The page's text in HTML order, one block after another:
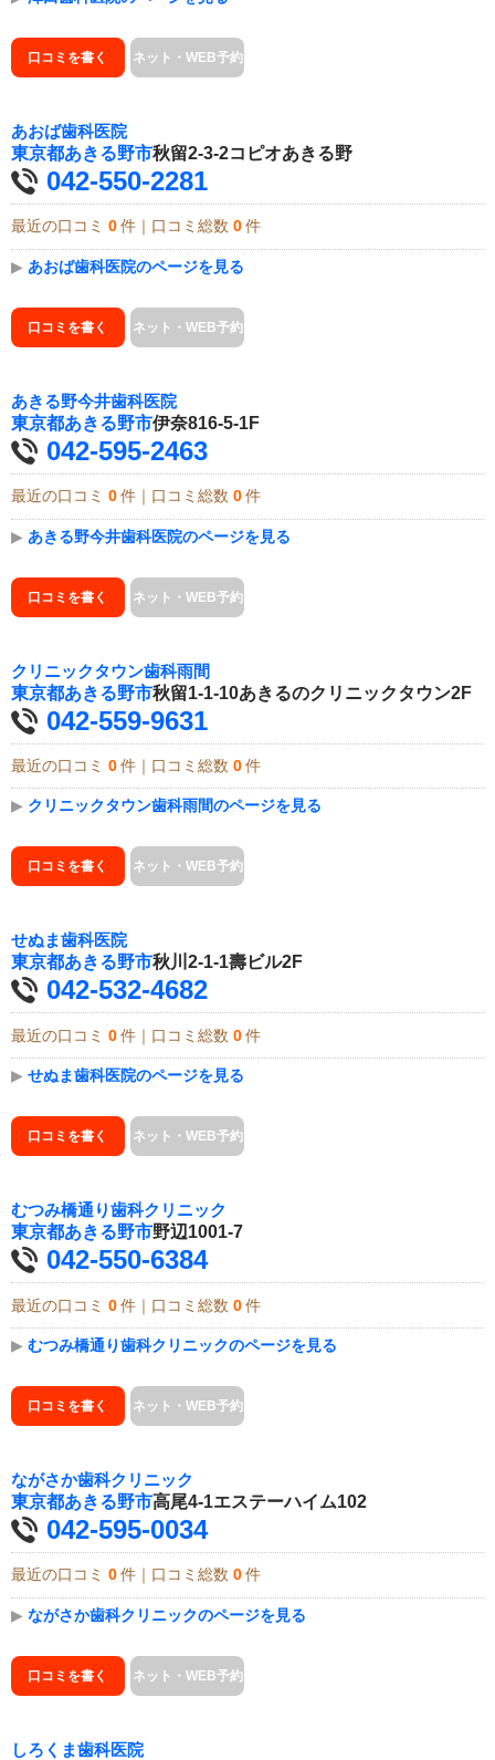
口コミを書く ネット・WEB予約
あおば歯科医院
東京都あきる野市秋留2-3-2コピオあきる野
042-550-2281
最近の口コミ 0 件｜口コミ総数 0 件
▶ あおば歯科医院のページを見る
口コミを書く ネット・WEB予約
あきる野今井歯科医院
東京都あきる野市伊奈816-5-1F
042-595-2463
最近の口コミ 0 件｜口コミ総数 0 件
▶ あきる野今井歯科医院のページを見る
口コミを書く ネット・WEB予約
クリニックタウン歯科雨間
東京都あきる野市秋留1-1-10あきるのクリニックタウン2F
042-559-9631
最近の口コミ 0 件｜口コミ総数 0 件
▶ クリニックタウン歯科雨間のページを見る
口コミを書く ネット・WEB予約
せぬま歯科医院
東京都あきる野市秋川2-1-1壽ビル2F
042-532-4682
最近の口コミ 0 件｜口コミ総数 0 件
▶ せぬま歯科医院のページを見る
口コミを書く ネット・WEB予約
むつみ橋通り歯科クリニック
東京都あきる野市野辺1001-7
042-550-6384
最近の口コミ 0 件｜口コミ総数 0 件
▶ むつみ橋通り歯科クリニックのページを見る
口コミを書く ネット・WEB予約
ながさか歯科クリニック
東京都あきる野市高尾4-1エステーハイム102
042-595-0034
最近の口コミ 0 件｜口コミ総数 0 件
▶ ながさか歯科クリニックのページを見る
口コミを書く ネット・WEB予約
しろくま歯科医院